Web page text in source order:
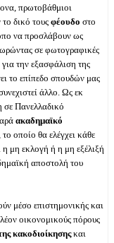
πρωτοβάθμιοι
δικό τους φέουδο στο
να προσλάβουν ως
σε φωτογραφικές
την εξασφάλιση της
το επίπεδο σπουδών μας
άλλο. Ως εκ
σε Πανελλαδικό
ακαδημαϊκό
το οποίο θα ελέγχει κάθε
μη εκλογή ή η μη εξέλιξή
αποστολή του
μέσο επιστημονικής και
οικονομικούς πόρους
κακοδιοίκησηςκαι